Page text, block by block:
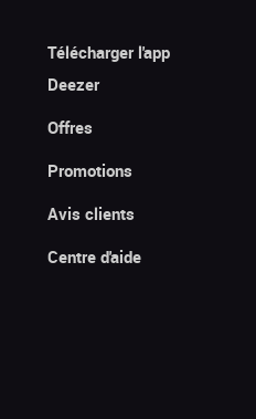
Télécharger l'app
Deezer
Offres
Promotions
Avis clients
Centre d'aide